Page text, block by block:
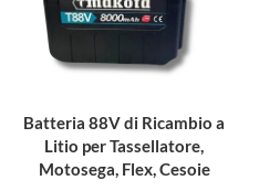
Batteria 88V di Ricambio a
Litio per Tassellatore,
Motosega, Flex, Cesoie